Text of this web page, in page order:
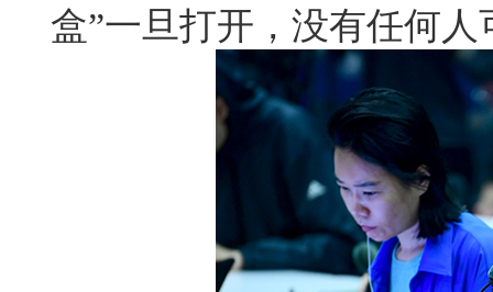
盒”一旦打开，没有任何